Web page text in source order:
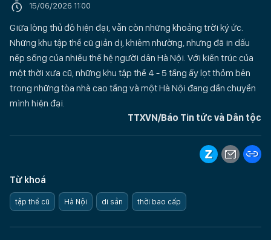
15/06/2026 11:00
Giữa lòng thủ đô hiện đại, vẫn còn những khoảng trời ký ức.
Những khu tập thể cũ giản dị, khiêm nhường, nhưng đã in dấu
nếp sống của nhiều thế hệ người dân Hà Nội. Với kiến trúc của
một thời xưa cũ, những khu tập thể 4 - 5 tầng ấy lọt thỏm bên
trong những tòa nhà cao tầng và một Hà Nội đang dần chuyển
mình hiện đại.
TTXVN/Báo Tin tức và Dân tộc
Từ khoá
tập thể cũ Hà Nội di sản thời bao cấp